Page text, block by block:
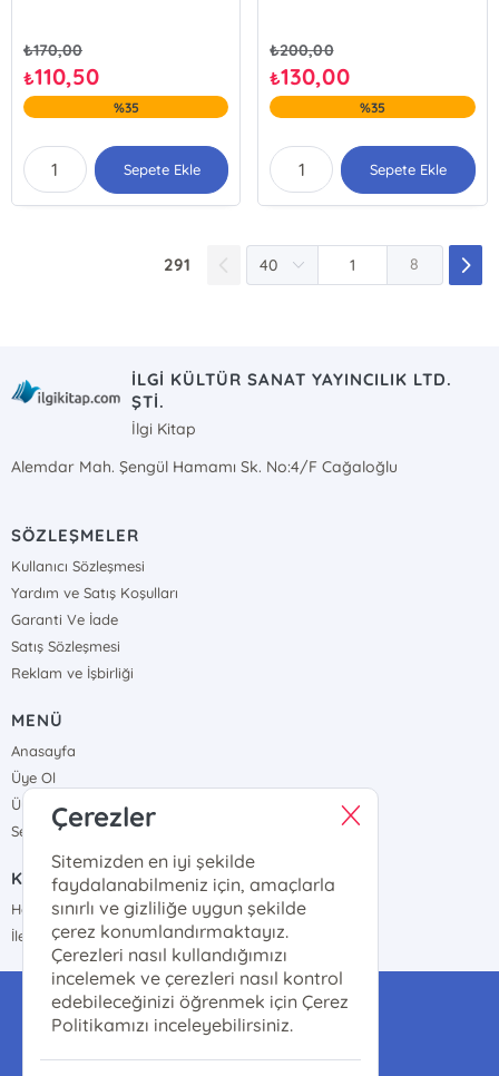
₺170,00
₺110,50
%35
Sepete Ekle
₺200,00
₺130,00
%35
Sepete Ekle
291 8
İLGİ KÜLTÜR SANAT YAYINCILIK LTD.
ŞTİ.
İlgi Kitap
Alemdar Mah. Şengül Hamamı Sk. No:4/F Cağaloğlu
SÖZLEŞMELER
Kullanıcı Sözleşmesi
Yardım ve Satış Koşulları
Garanti Ve İade
Satış Sözleşmesi
Reklam ve İşbirliği
MENÜ
Anasayfa
Üye Ol
Üye Girişi
Sepetim
KURUMSAL
Hakkımızda
İletişim
info@ilgikitap.com
0 (0212) 526 39 75
Çerezler
Sitemizden en iyi şekilde
faydalanabilmeniz için, amaçlarla
sınırlı ve gizliliğe uygun şekilde
çerez konumlandırmaktayız.
Çerezleri nasıl kullandığımızı
incelemek ve çerezleri nasıl kontrol
edebileceğinizi öğrenmek için Çerez
Politikamızı inceleyebilirsiniz.